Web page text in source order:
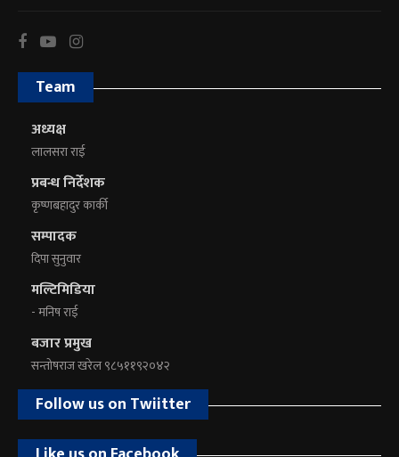
Team
अध्यक्ष
लालसरा राई
प्रबन्ध निर्देशक
कृष्णबहादुर कार्की
सम्पादक
दिपा सुनुवार
मल्टिमिडिया
- मनिष राई
बजार प्रमुख
सन्तोषराज खरेल ९८५११९२०४२
Follow us on Twiitter